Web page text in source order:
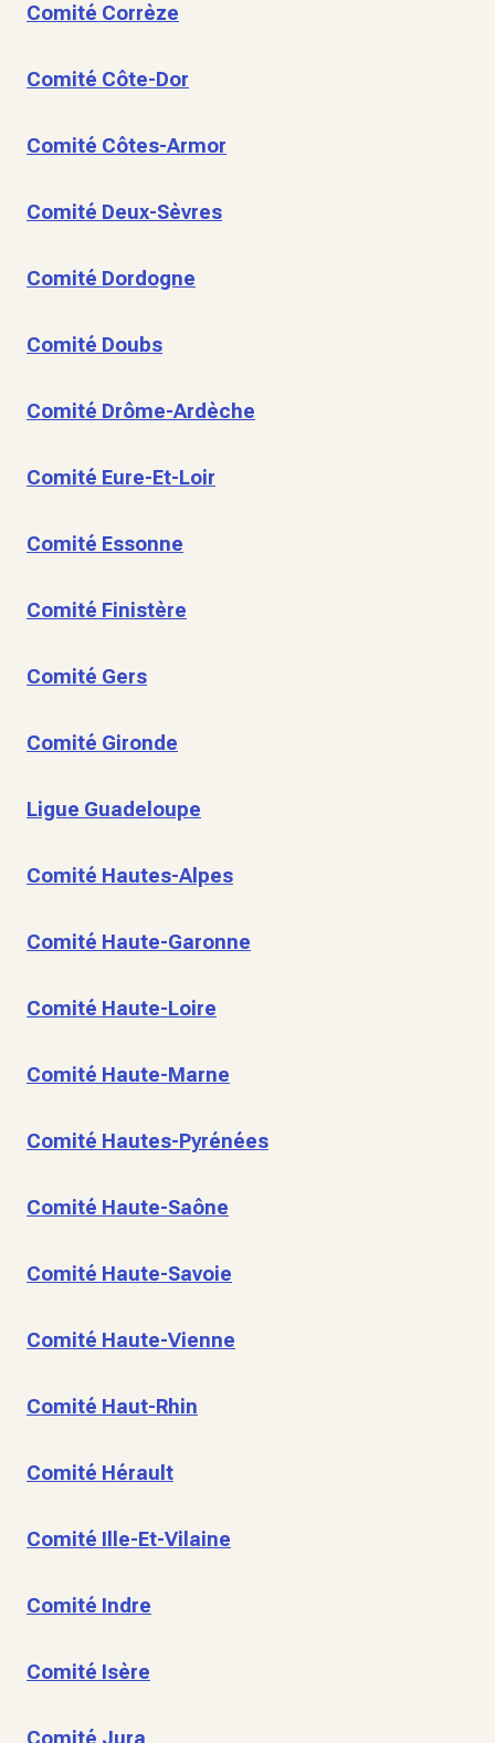
Comité Corrèze
Comité Côte-Dor
Comité Côtes-Armor
Comité Deux-Sèvres
Comité Dordogne
Comité Doubs
Comité Drôme-Ardèche
Comité Eure-Et-Loir
Comité Essonne
Comité Finistère
Comité Gers
Comité Gironde
Ligue Guadeloupe
Comité Hautes-Alpes
Comité Haute-Garonne
Comité Haute-Loire
Comité Haute-Marne
Comité Hautes-Pyrénées
Comité Haute-Saône
Comité Haute-Savoie
Comité Haute-Vienne
Comité Haut-Rhin
Comité Hérault
Comité Ille-Et-Vilaine
Comité Indre
Comité Isère
Comité Jura